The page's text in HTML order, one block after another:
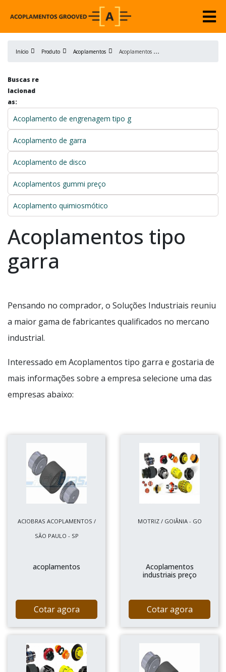
Início Produto Acoplamentos A
coplamentos tipo garra
Buscas re
lacionad
as:
Acoplamento de engrenagem tipo g
Acoplamento de garra
Acoplamento de disco
Acoplamentos gummi preço
Acoplamento quimiosmótico
Acoplamentos tipo
garra
Pensando no comprador, o Soluções Industriais reuniu
a maior gama de fabricantes qualificados no mercano
industrial.
Interessado em Acoplamentos tipo garra e gostaria de
mais informações sobre a empresa selecione uma das
empresas abaixo:
ACIOBRAS ACOPLAMENTOS /
SÃO PAULO - SP
acoplamentos
Cotar agora
MOTRIZ / GOIÂNIA - GO
Acoplamentos
industriais preço
Cotar agora